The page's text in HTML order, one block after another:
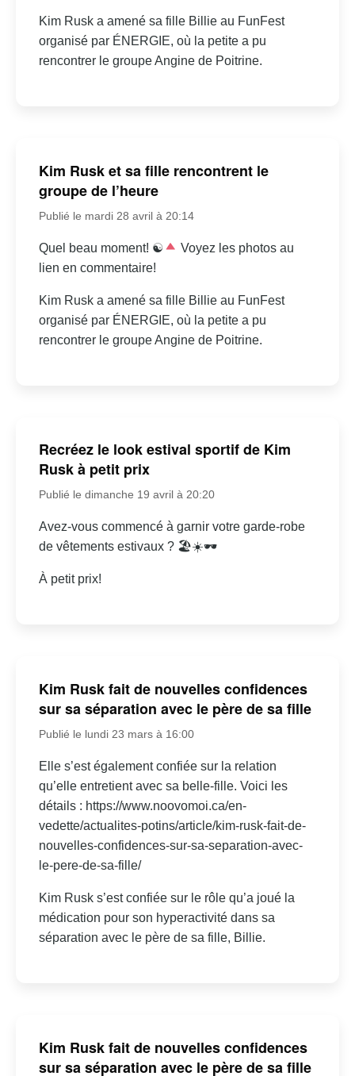
Kim Rusk a amené sa fille Billie au FunFest
organisé par ÉNERGIE, où la petite a pu
rencontrer le groupe Angine de Poitrine.
Kim Rusk et sa fille rencontrent le
groupe de l’heure
Publié le mardi 28 avril à 20:14
Quel beau moment! ☯
Voyez les photos au
lien en commentaire!
Kim Rusk a amené sa fille Billie au FunFest
organisé par ÉNERGIE, où la petite a pu
rencontrer le groupe Angine de Poitrine.
Recréez le look estival sportif de Kim
Rusk à petit prix
Publié le dimanche 19 avril à 20:20
Avez-vous commencé à garnir votre garde-robe
de vêtements estivaux ? 🏖☀🕶
À petit prix!
Kim Rusk fait de nouvelles confidences
sur sa séparation avec le père de sa fille
Publié le lundi 23 mars à 16:00
Elle s’est également confiée sur la relation
qu’elle entretient avec sa belle-fille. Voici les
détails : https://www.noovomoi.ca/en-
vedette/actualites-potins/article/kim-rusk-fait-de-
nouvelles-confidences-sur-sa-separation-avec-
le-pere-de-sa-fille/
Kim Rusk s’est confiée sur le rôle qu’a joué la
médication pour son hyperactivité dans sa
séparation avec le père de sa fille, Billie.
Kim Rusk fait de nouvelles confidences
sur sa séparation avec le père de sa fille